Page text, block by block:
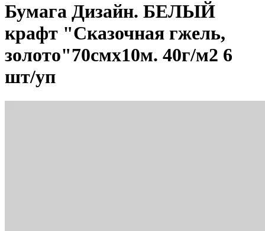
Бумага Дизайн. БЕЛЫЙ
крафт "Сказочная гжель,
золото"70смх10м. 40г/м2 6
шт/уп